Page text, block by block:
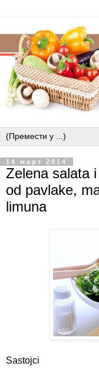
14 март 2014
Zelena salata
od pavlake,
limuna
Sastojci